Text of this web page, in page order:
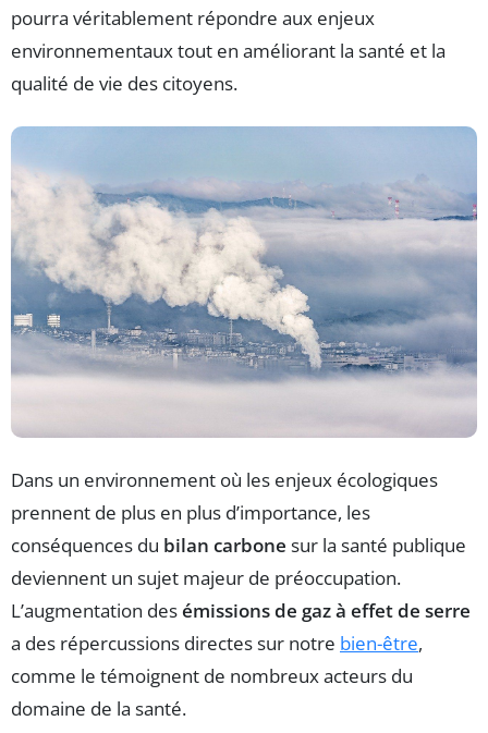
pourra véritablement répondre aux enjeux
environnementaux tout en améliorant la santé et la
qualité de vie des citoyens.
Dans un environnement où les enjeux écologiques
prennent de plus en plus d’importance, les
conséquences du bilan carbone sur la santé publique
deviennent un sujet majeur de préoccupation.
L’augmentation desémissions de gaz à effet de serre
a des répercussions directes sur notre bien-être,
comme le témoignent de nombreux acteurs du
domaine de la santé.